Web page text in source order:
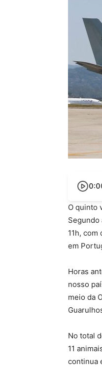
O quinto
Segundo
11h,
em
Horas
nosso
meio da
No total
11
continua